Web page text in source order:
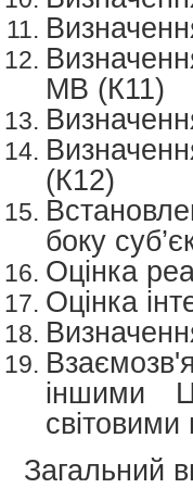
МВ (К11)
(К12)
боку
Оцінка
Оцінка
іншими
Загальний